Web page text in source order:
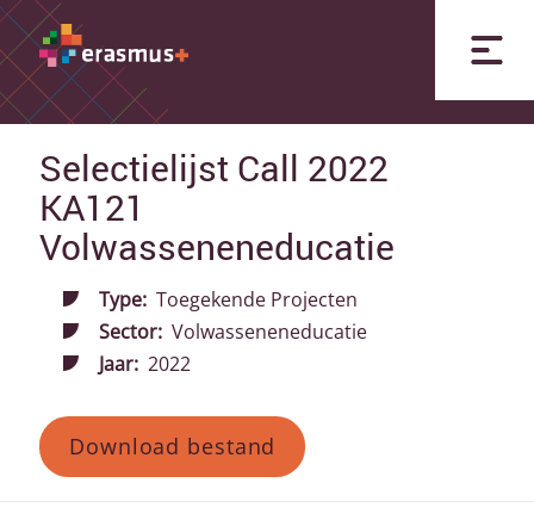
Selectielijst Call 2022
KA121
Volwasseneneducatie
Type: Toegekende Projecten
Sector: Volwasseneneducatie
Jaar: 2022
Download bestand